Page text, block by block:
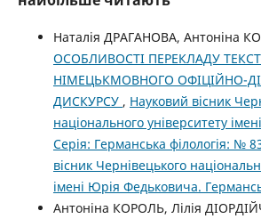
Наталія ДРАГАНОВА, Антоніна
ОСОБЛИВОСТІ ПЕРЕКЛАДУ
НІМЕЦЬКМОВНОГО ОФІЦІЙНО-
ДИСКУРСУ , Науковий вісник
національного університету
Серія: Германська філологія: №
вісник Чернівецького
імені Юрія Федьковича.
Антоніна КОРОЛЬ, Лілія